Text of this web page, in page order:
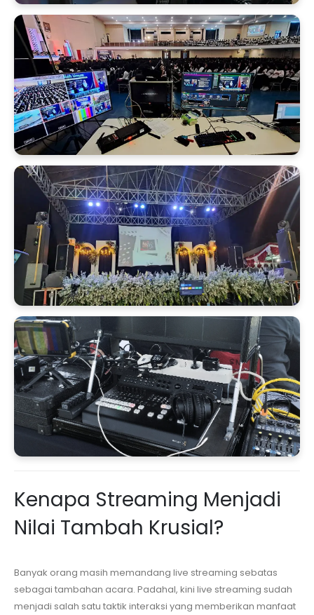
Kenapa Streaming Menjadi
Nilai Tambah Krusial?
Banyak orang masih memandang live streaming sebatas
sebagai tambahan acara. Padahal, kini live streaming sudah
menjadi salah satu taktik interaksi yang memberikan manfaat